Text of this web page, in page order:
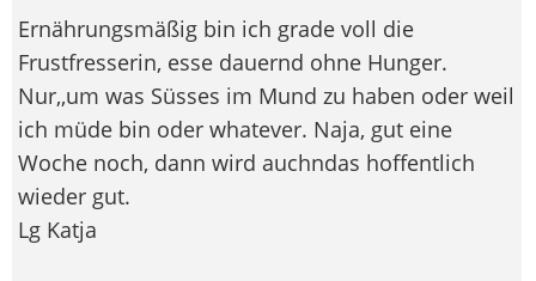
Ernährungsmäßig bin ich grade voll die
Frustfresserin, esse dauernd ohne Hunger.
Nur,,um was Süsses im Mund zu haben oder weil
ich müde bin oder whatever. Naja, gut eine
Woche noch, dann wird auchndas hoffentlich
wieder gut.
Lg Katja